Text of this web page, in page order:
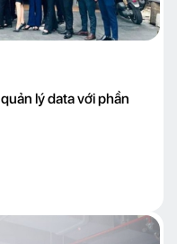
lý data với phần